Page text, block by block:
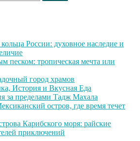
России: духовное наследие и
песком: тропическая мечта или
город храмов
История и Вкусная Еда
за пределами Тадж Махала
остров, где время течет
Карибского моря: райские
приключений